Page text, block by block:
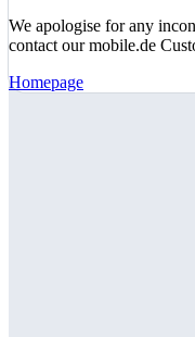
We apologise for any
contact our mobile.de
Homepage